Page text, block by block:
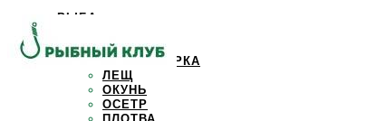
РЫБА
КАРП
КРАСНОПЕРКА
ЛЕЩ
ОКУНЬ
ОСЕТР